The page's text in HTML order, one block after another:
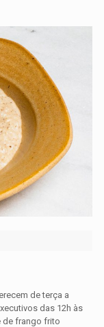
de terça a
das 12h às
de frango frito